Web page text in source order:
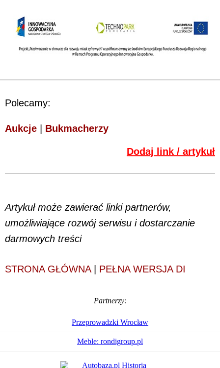
Polecamy:
Aukcje Bukmacherzy
Dodaj link / artykuł
Artykuł może zawierać linki partnerów,
umożliwiające rozwój serwisu i dostarczanie
darmowych treści
STRONA GŁÓWNA| PEŁNA WERSJA DI
Partnerzy:
Przeprowadzki Wrocław
Meble: rondigroup.pl